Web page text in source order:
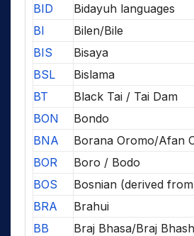
BID
Bidayuh languages
BI
Bilen/Bile
BIS
Bisaya
BSL
Bislama
BT
Black Tai / Tai Dam
BON
Bondo
BNA
Borana Oromo/Afan
BOR
Boro / Bodo
BOS
Bosnian (derived
BRA
Brahui
BB
Braj Bhasa/Braj